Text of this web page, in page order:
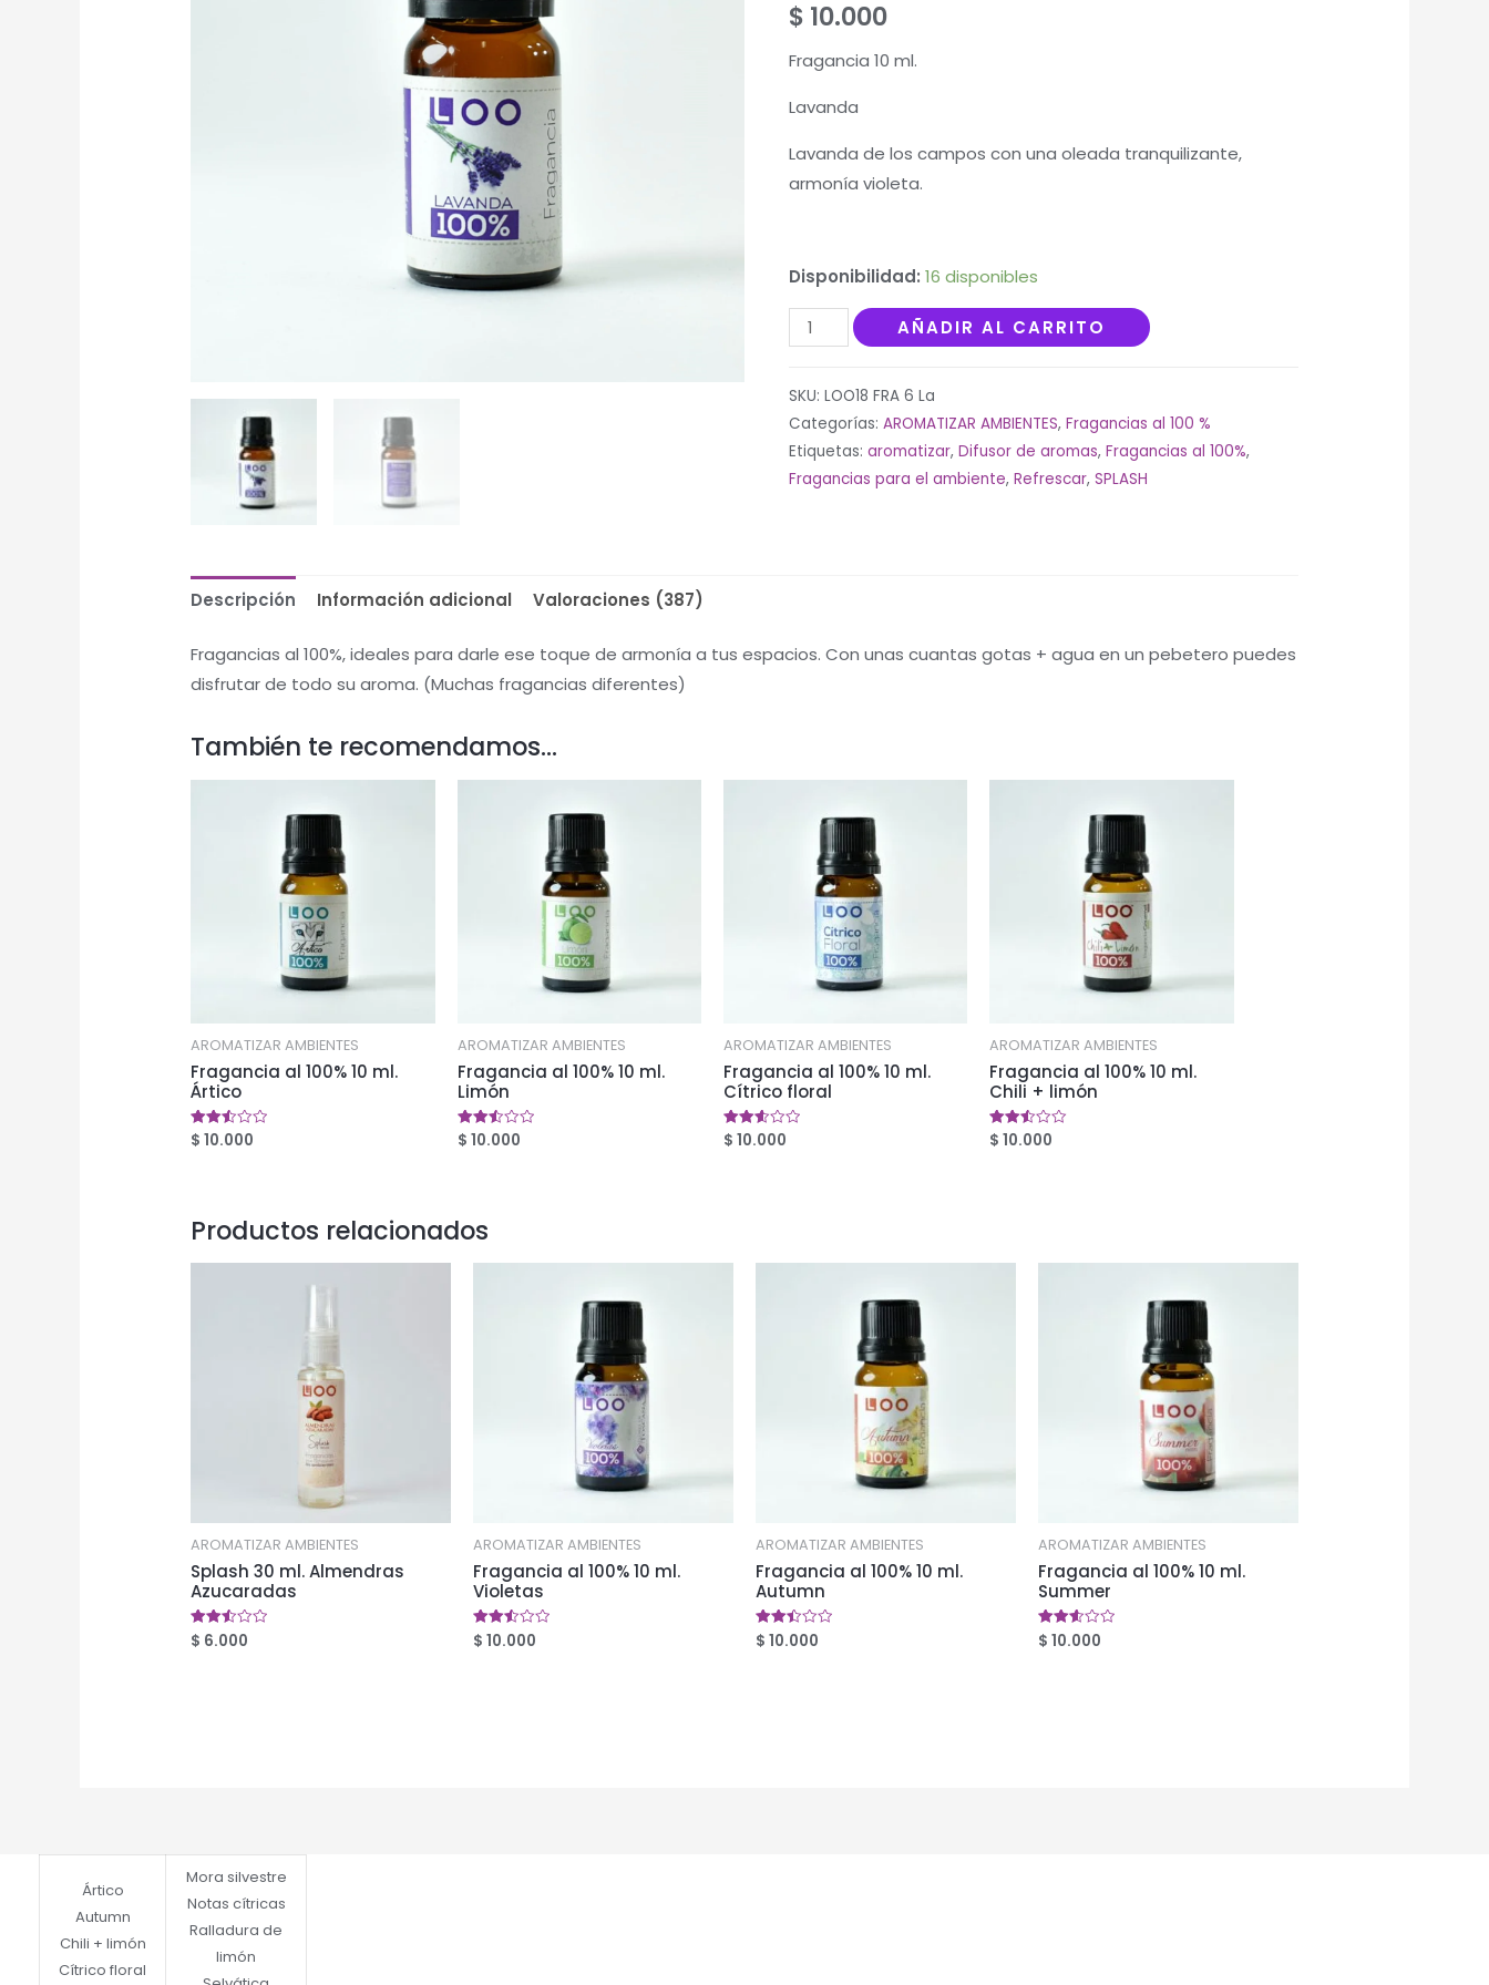
2.54
sobre
basado
de
$ 10.000
Fragancia 10 ml.
Lavanda
Lavanda de los campos con una oleada tranquilizante,
armonía violeta.
Disponibilidad: 16 disponibles
Fragancia
al
ml.
Lavanda
AÑADIR AL CARRITO
SKU: LOO18 FRA 6 La
Categorías: AROMATIZAR AMBIENTES, Fragancias al 100 %
Etiquetas: aromatizar, Difusor de aromas, Fragancias al 100%,
Fragancias para el ambiente, Refrescar, SPLASH
Descripción Información adicional Valoraciones (387)
Fragancias al 100%, ideales para darle ese toque de armonía a tus espacios. Con unas cuantas gotas + agua en un pebetero puedes
disfrutar de todo su aroma. (Muchas fragancias diferentes)
También te recomendamos…
AROMATIZAR AMBIENTES
Fragancia al 100% 10 ml.
Ártico
Valorado
en
$ 10.000
AROMATIZAR AMBIENTES
Fragancia al 100% 10 ml.
Limón
Valorado
en
$ 10.000
AROMATIZAR AMBIENTES
Fragancia al 100% 10 ml.
Cítrico floral
Valorado
en
$ 10.000
AROMATIZAR AMBIENTES
Fragancia al 100% 10 ml.
Chili + limón
Valorado
en
$ 10.000
Productos relacionados
AROMATIZAR AMBIENTES
Splash 30 ml. Almendras
Azucaradas
Valorado
en
$ 6.000
AROMATIZAR AMBIENTES
Fragancia al 100% 10 ml.
Violetas
Valorado
en
$ 10.000
AROMATIZAR AMBIENTES
Fragancia al 100% 10 ml.
Autumn
Valorado
en
$ 10.000
AROMATIZAR AMBIENTES
Fragancia al 100% 10 ml.
Summer
Valorado
en
$ 10.000
Ártico
Autumn
Chili + limón
Cítrico floral
Mora silvestre
Notas cítricas
Ralladura de
limón